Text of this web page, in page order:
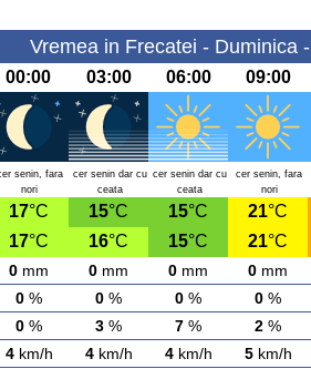
Vremea in Frecatei - Duminica
00:00 03:00 06:00 09:00
senin, fara
nori
cer senin dar cu
ceata
cer senin dar cu
ceata
cer senin, fara
nori
17°C 15°C 15°C 21°C
17°C 16°C 15°C 21°C
0 mm 0 mm 0 mm 0 mm
0 % 0 % 0 % 0 %
0 % 3 % 7 % 2 %
4km/h 4km/h 4km/h 5km/h